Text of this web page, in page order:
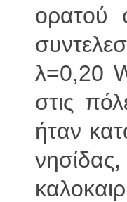
ορατού
λ=0,20
στις
ήταν